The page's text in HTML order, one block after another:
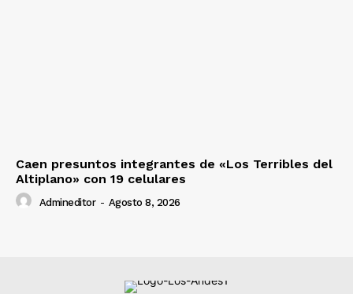
Caen presuntos integrantes de «Los Terribles del
Altiplano» con 19 celulares
Admineditor - Agosto 8, 2026